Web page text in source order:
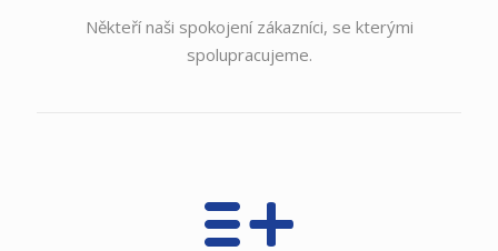
Někteří naši spokojení zákazníci, se kterými
spolupracujeme.